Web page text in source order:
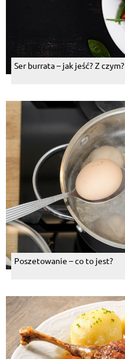
Ser burrata – jak jeść? Z czym?
Poszetowanie – co to jest?